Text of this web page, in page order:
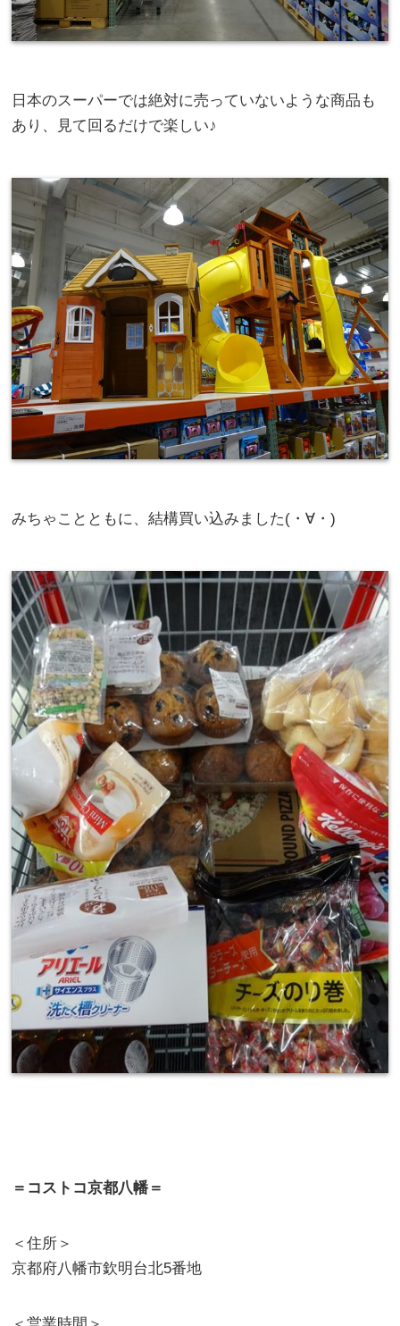
日本のスーパーでは絶対に売っていないような商品も
あり、見て回るだけで楽しい♪
みちゃことともに、結構買い込みました(・∀・)
＝コストコ京都八幡＝
＜住所＞
京都府八幡市欽明台北5番地